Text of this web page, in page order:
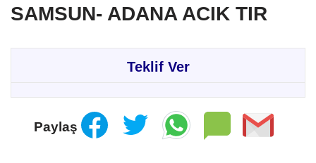
SAMSUN- ADANA ACIK TIR
Teklif Ver
Paylaş